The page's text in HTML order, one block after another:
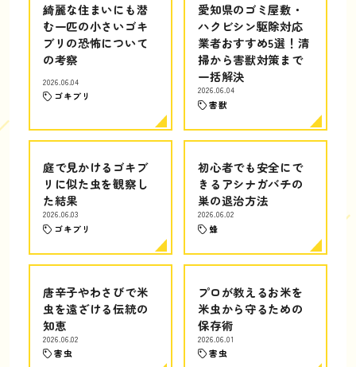
綺麗な住まいにも潜
む一匹の小さいゴキ
ブリの恐怖について
の考察
2026.06.04
ゴキブリ
愛知県のゴミ屋敷・
ハクビシン駆除対応
業者おすすめ5選！清
掃から害獣対策まで
一括解決
2026.06.04
害獣
庭で見かけるゴキブ
リに似た虫を観察し
た結果
2026.06.03
ゴキブリ
初心者でも安全にで
きるアシナガバチの
巣の退治方法
2026.06.02
蜂
唐辛子やわさびで米
虫を遠ざける伝統の
知恵
2026.06.02
害虫
プロが教えるお米を
米虫から守るための
保存術
2026.06.01
害虫